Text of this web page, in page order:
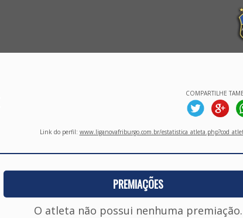
COMPARTILHE
Link do perfil: www.liganovafriburgo.com.br/
PREMIAÇÕES
O atleta não possui nenhuma premiação.